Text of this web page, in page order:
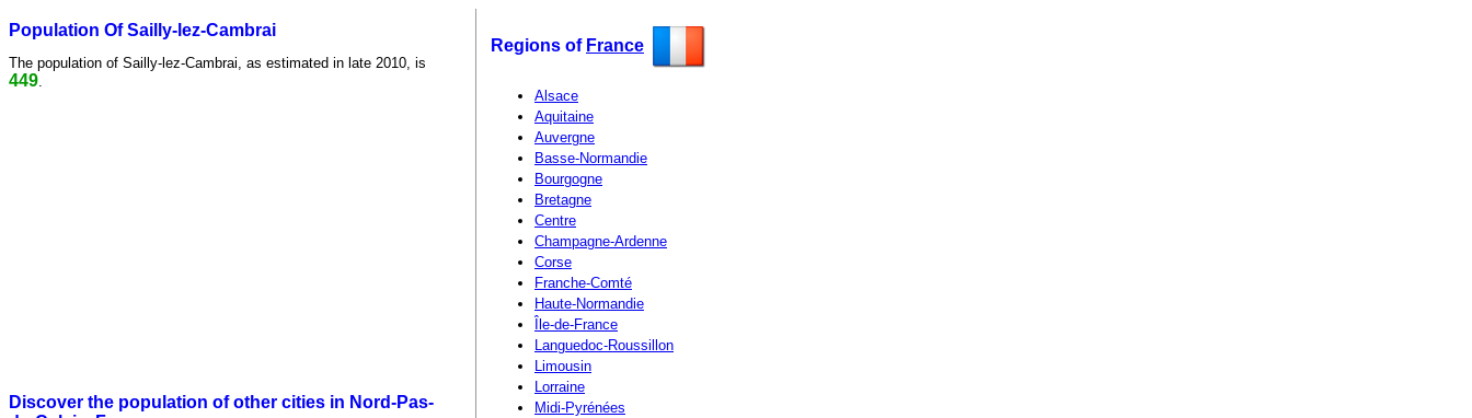
Population Of Sailly-lez-Cambrai
The population of Sailly-lez-Cambrai, as estimated in late 2010, is
449
Discover the population of other cities in Nord-Pas-
Regions of France
Alsace
Aquitaine
Auvergne
Basse-Normandie
Bourgogne
Bretagne
Centre
Champagne-Ardenne
Corse
Franche-Comté
Haute-Normandie
Île-de-France
Languedoc-Roussillon
Limousin
Lorraine
Midi-Pyrénées